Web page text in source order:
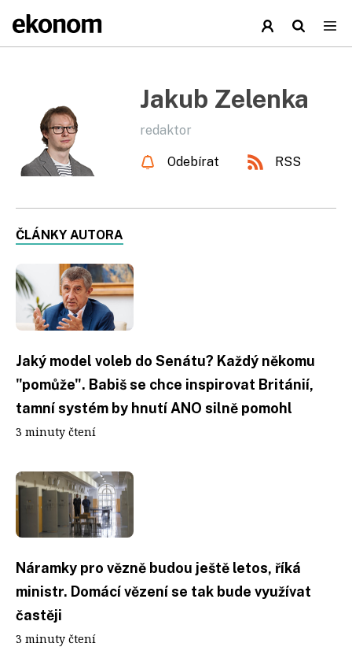
Jakub Zelenka
redaktor
Odebírat RSS
ČLÁNKY AUTORA
Jaký model voleb do Senátu? Každý někomu
"pomůže". Babiš se chce inspirovat Británií,
tamní systém by hnutí ANO silně pomohl
3 minuty čtení
Náramky pro vězně budou ještě letos, říká
ministr. Domácí vězení se tak bude využívat
častěji
3 minuty čtení